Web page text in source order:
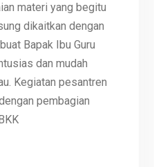
materi yang begitu
dikaitkan dengan
Bapak Ibu Guru
dan mudah
Kegiatan pesantren
pembagian